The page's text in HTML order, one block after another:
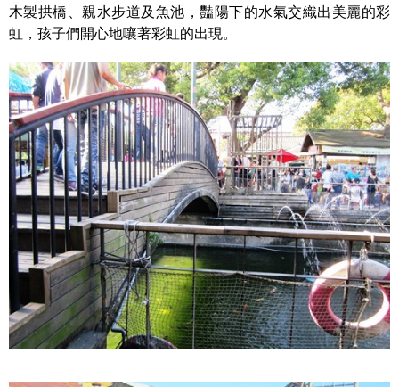
木製拱橋、親水步道及魚池，豔陽下的水氣交織出美麗的彩
虹，孩子們開心地嚷著彩虹的出現。